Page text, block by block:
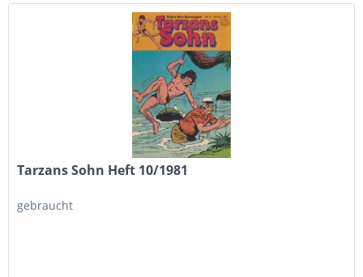
Tarzans Sohn Heft 10/1981
gebraucht